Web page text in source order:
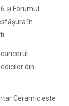
și Forumul
în
din
Ceramic este